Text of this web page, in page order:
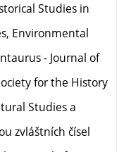
Studies in
Environmental
- Journal of
for the History
Studies a
zvláštních čísel